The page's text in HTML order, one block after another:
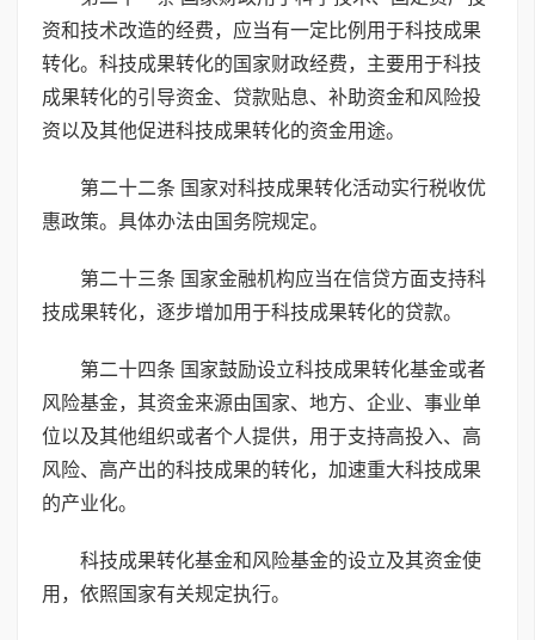
资和技术改造的经费，应当有一定比例用于科技成果
转化。科技成果转化的国家财政经费，主要用于科技
成果转化的引导资金、贷款贴息、补助资金和风险投
资以及其他促进科技成果转化的资金用途。
第二十二条 国家对科技成果转化活动实行税收优
惠政策。具体办法由国务院规定。
第二十三条 国家金融机构应当在信贷方面支持科
技成果转化，逐步增加用于科技成果转化的贷款。
第二十四条 国家鼓励设立科技成果转化基金或者
风险基金，其资金来源由国家、地方、企业、事业单
位以及其他组织或者个人提供，用于支持高投入、高
风险、高产出的科技成果的转化，加速重大科技成果
的产业化。
科技成果转化基金和风险基金的设立及其资金使
用，依照国家有关规定执行。